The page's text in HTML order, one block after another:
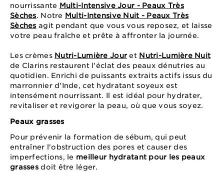
nourrissante Multi-Intensive Jour - Peaux Très
Sèches. Notre Multi-Intensive Nuit - Peaux Très
Sèches agit pendant que vous vous reposez, et laisse
votre peau fraîche et prête à affronter la journée.
Les crèmes Nutri-Lumière Jouret Nutri-Lumière Nuit
de Clarins restaurent l'éclat des peaux dénutries au
quotidien. Enrichi de puissants extraits actifs issus du
marronnier d'Inde, cet hydratant soyeux est
intensément nourrissant. Il est idéal pour hydrater,
revitaliser et revigorer la peau, où que vous soyez.
Peaux grasses
Pour prévenir la formation de sébum, qui peut
entraîner l'obstruction des pores et causer des
imperfections, le meilleur hydratant pour les peaux
grassesdoit être léger.